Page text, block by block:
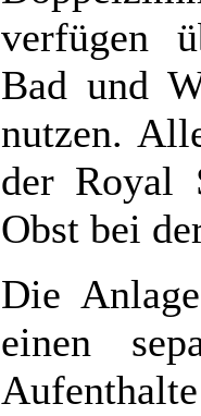
verfügen
Bad und
nutzen.
der Royal
Obst bei
Die
einen